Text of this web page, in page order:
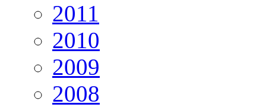
2011
2010
2009
2008